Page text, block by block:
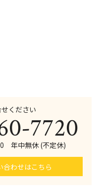
ください
7720
年中無休 (不定休)
合わせはこちら